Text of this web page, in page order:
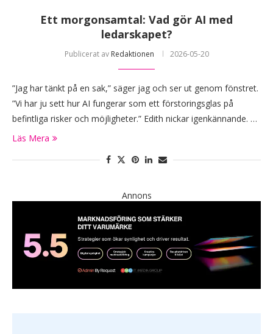
Ett morgonsamtal: Vad gör AI med
ledarskapet?
Publicerat av Redaktionen 2026-05-20
”Jag har tänkt på en sak,” säger jag och ser ut genom fönstret.
”Vi har ju sett hur AI fungerar som ett förstoringsglas på
befintliga risker och möjligheter.” Edith nickar igenkännande. …
Läs Mera
Annons